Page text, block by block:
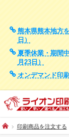
熊本県熊本地方
日）
夏季休業・期間
月23日）
オンデマンド印
印刷商品を注文する